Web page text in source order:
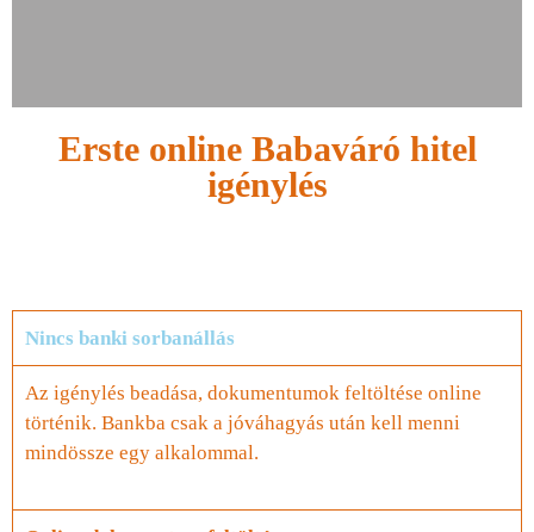
Erste online Babaváró hitel
igénylés
Nincs banki sorbanállás
Az igénylés beadása, dokumentumok feltöltése online
történik. Bankba csak a jóváhagyás után kell menni
mindössze egy alkalommal.